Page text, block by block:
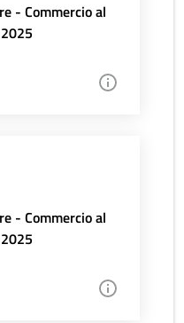
- Commercio al
- Commercio al